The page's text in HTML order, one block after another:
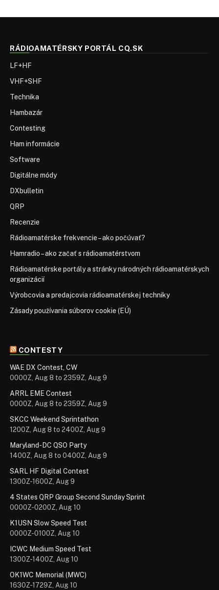
RÁDIOAMATÉRSKY PORTÁL CQ.SK
LF+HF
VHF+SHF
Technika
Hambazár
Contesting
Ham informácie
Software
Digitálne módy
DXbulletin
QRP
Recenzie
Rádioamatérske frekvencie – ako počúvať?
Hamradio – ako začať s rádioamatérstvom
Rádioamatérske portály a stránky národných rádioamatérskych
organizácií
Výrobcovia a predajcovia rádioamatérskej techniky
Zásady používania súborov cookie (EÚ)
CONTESTY
WAE DX Contest, CW
0000Z, Aug 8 to 2359Z, Aug 9
ARRL EME Contest
0000Z, Aug 8 to 2359Z, Aug 9
SKCC Weekend Sprintathon
1200Z, Aug 8 to 2400Z, Aug 9
Maryland-DC QSO Party
1400Z, Aug 8 to 0400Z, Aug 9
SARL HF Digital Contest
1300Z-1600Z, Aug 9
4 States QRP Group Second Sunday Sprint
0000Z-0200Z, Aug 10
K1USN Slow Speed Test
0000Z-0100Z, Aug 10
ICWC Medium Speed Test
1300Z-1400Z, Aug 10
OK1WC Memorial (MWC)
1630Z-1729Z, Aug 10